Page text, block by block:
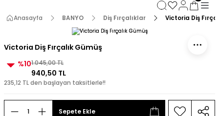
3000 TL ve Üzeri Alışverişlerde Kargo Bedava! 2
3000 TL ve Üzeri Alışverişlerde Kargo Bedava!
3000 TL ve Üzeri Alışverişlerde Kargo Bedava!
Anasayfa BANYO Diş Fırçalıklar Victoria Diş
Victoria Diş Fırçalık Gümüş
%101.045,00 TL
940,50 TL
235,12 TL den başlayan taksitlerle!!
Sepete Ekle